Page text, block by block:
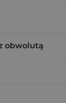
obwolutą